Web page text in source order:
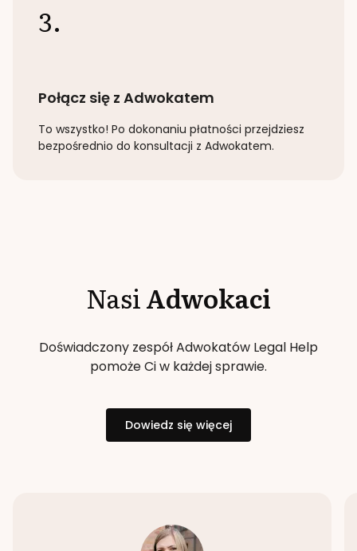
3.
Połącz się z Adwokatem
To wszystko! Po dokonaniu płatności przejdziesz
bezpośrednio do konsultacji z Adwokatem.
NasiAdwokaci
Doświadczony zespół Adwokatów Legal Help
pomoże Ci w każdej sprawie.
Dowiedz się więcej